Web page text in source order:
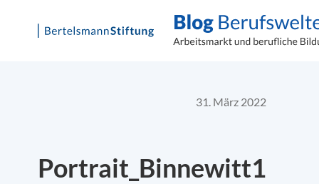
31. März 2022
Portrait_Binnewitt1